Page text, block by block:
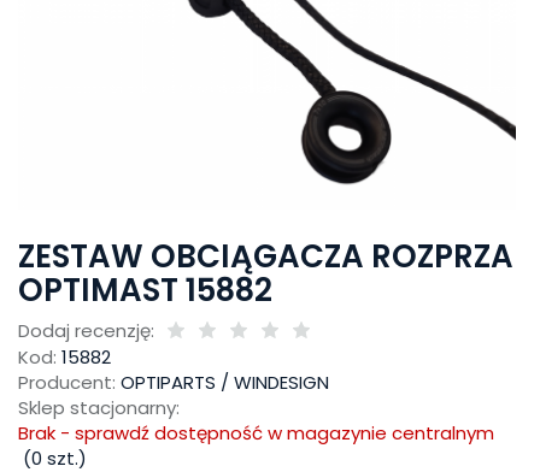
ZESTAW OBCIĄGACZA ROZPRZA
OPTIMAST 15882
Dodaj recenzję:
Kod: 15882
Producent: OPTIPARTS / WINDESIGN
Sklep stacjonarny:
Brak - sprawdź dostępność w magazynie centralnym
(0 szt.)